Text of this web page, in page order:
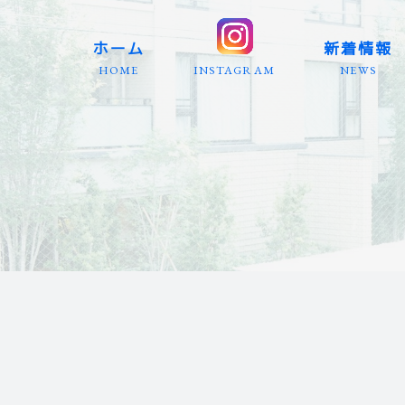
ホーム
HOME INSTAGRAM
新着情報
NEWS